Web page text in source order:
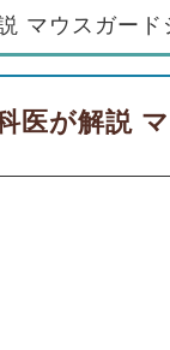
マウスガー
医が解説